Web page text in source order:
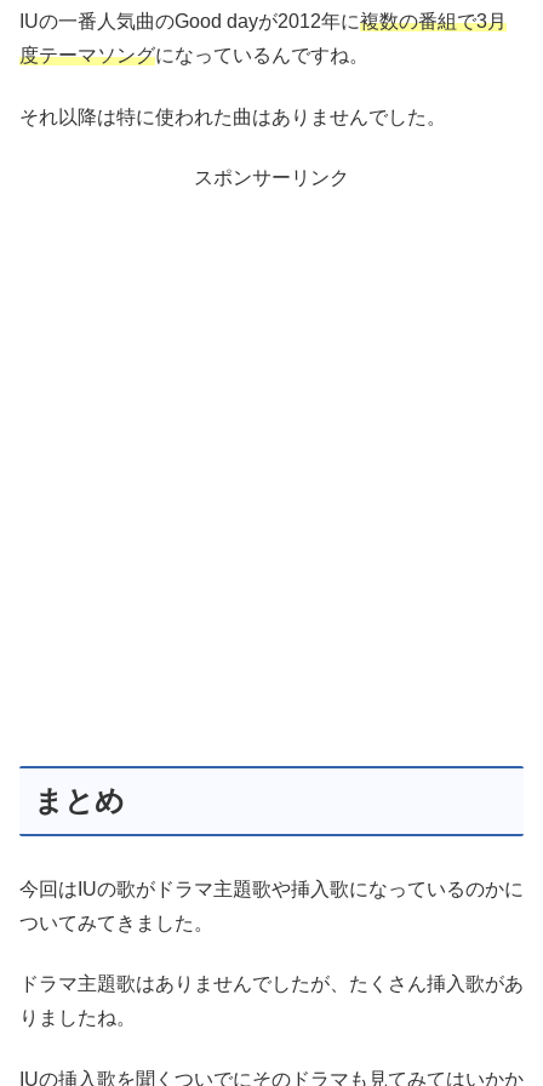
IUの一番人気曲のGood dayが2012年に複数の番組で3月
度テーマソングになっているんですね。
それ以降は特に使われた曲はありませんでした。
スポンサーリンク
まとめ
今回はIUの歌がドラマ主題歌や挿入歌になっているのかに
ついてみてきました。
ドラマ主題歌はありませんでしたが、たくさん挿入歌があ
りましたね。
IUの挿入歌を聞くついでにそのドラマも見てみてはいかか